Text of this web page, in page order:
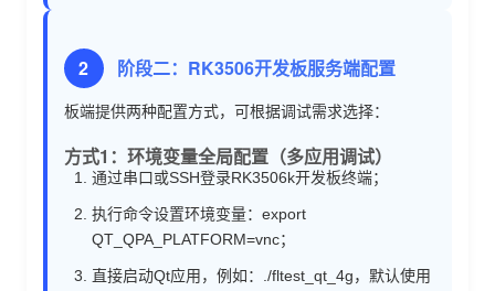
2 阶段二：RK3506开发板服务端配置
板端提供两种配置方式，可根据调试需求选择：
方式1：环境变量全局配置（多应用调试）
通过串口或SSH登录RK3506k开发板终端；
执行命令设置环境变量：export
QT_QPA_PLATFORM=vnc；
直接启动Qt应用，例如：./fltest_qt_4g，默认使用